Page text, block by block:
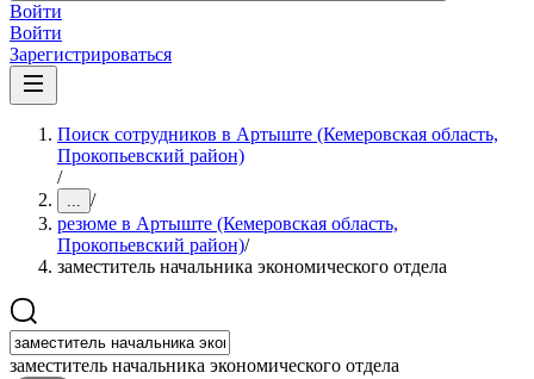
Войти
Войти
Зарегистрироваться
Поиск сотрудников в Артыште (Кемеровская область,
Прокопьевский район)
/
... /
резюме в Артыште (Кемеровская область,
Прокопьевский район)/
заместитель начальника экономического отдела
заместитель начальника экономического отдела